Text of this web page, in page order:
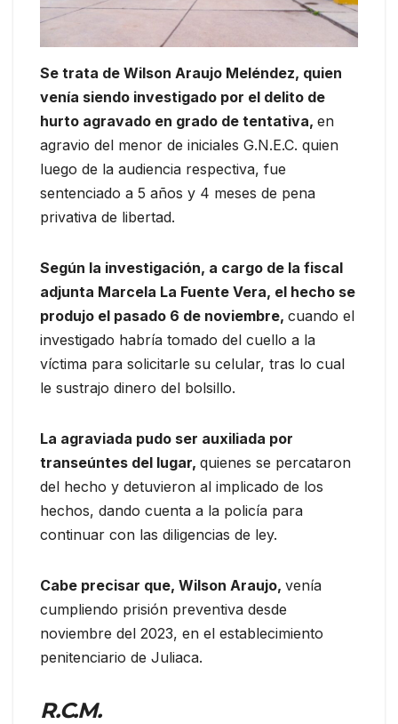
Se trata de Wilson Araujo Meléndez, quien
venía siendo investigado por el delito de
hurto agravado en grado de tentativa, en
agravio del menor de iniciales G.N.E.C. quien
luego de la audiencia respectiva, fue
sentenciado a 5 años y 4 meses de pena
privativa de libertad.
Según la investigación, a cargo de la fiscal
adjunta Marcela La Fuente Vera, el hecho se
produjo el pasado 6 de noviembre, cuando el
investigado habría tomado del cuello a la
víctima para solicitarle su celular, tras lo cual
le sustrajo dinero del bolsillo.
La agraviada pudo ser auxiliada por
transeúntes del lugar, quienes se percataron
del hecho y detuvieron al implicado de los
hechos, dando cuenta a la policía para
continuar con las diligencias de ley.
Cabe precisar que, Wilson Araujo, venía
cumpliendo prisión preventiva desde
noviembre del 2023, en el establecimiento
penitenciario de Juliaca.
R.C.M.